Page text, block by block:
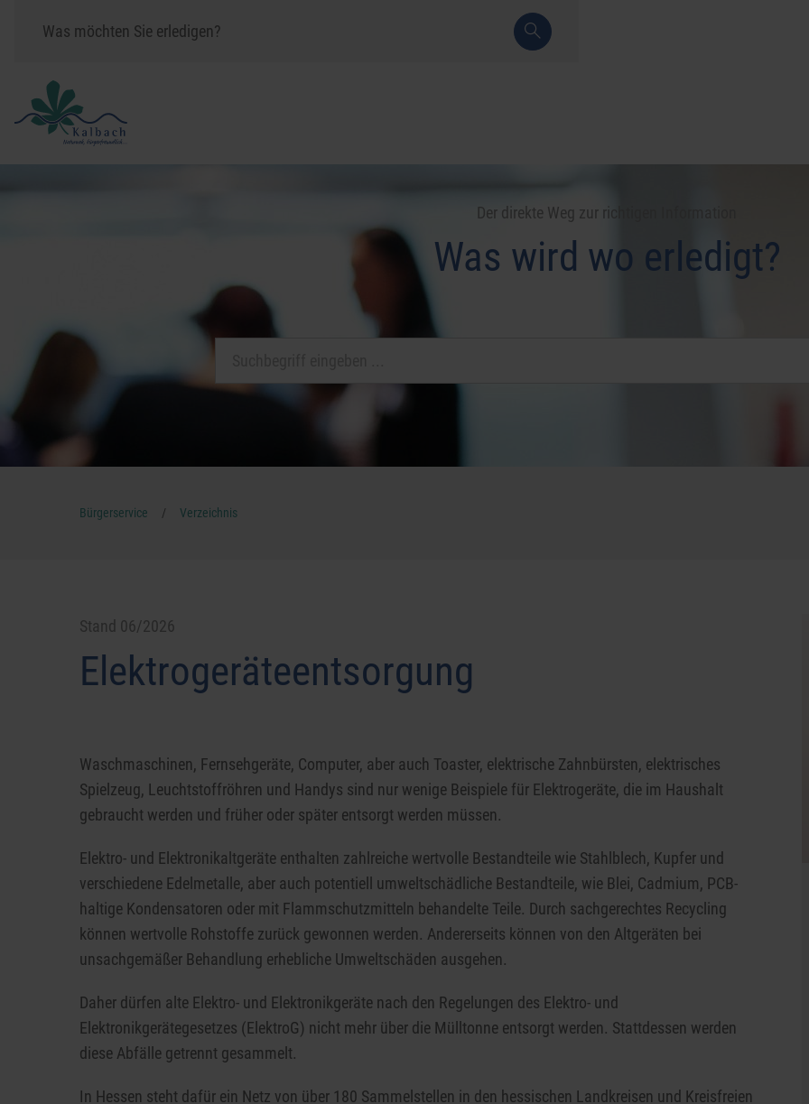
Der direkte Weg zur richtigen Information
Was wird wo erledigt?
Bürgerservice / Verzeichnis
Stand 06/2026
Elektrogeräteentsorgung
Waschmaschinen, Fernsehgeräte, Computer, aber auch Toaster, elektrische Zahnbürsten, elektrisches
Spielzeug, Leuchtstoffröhren und Handys sind nur wenige Beispiele für Elektrogeräte, die im Haushalt
gebraucht werden und früher oder später entsorgt werden müssen.
Elektro- und Elektronikaltgeräte enthalten zahlreiche wertvolle Bestandteile wie Stahlblech, Kupfer und
verschiedene Edelmetalle, aber auch potentiell umweltschädliche Bestandteile, wie Blei, Cadmium, PCB-
haltige Kondensatoren oder mit Flammschutzmitteln behandelte Teile. Durch sachgerechtes Recycling
können wertvolle Rohstoffe zurück gewonnen werden. Andererseits können von den Altgeräten bei
unsachgemäßer Behandlung erhebliche Umweltschäden ausgehen.
Daher dürfen alte Elektro- und Elektronikgeräte nach den Regelungen des Elektro- und
Elektronikgerätegesetzes (ElektroG) nicht mehr über die Mülltonne entsorgt werden. Stattdessen werden
diese Abfälle getrennt gesammelt.
In Hessen steht dafür ein Netz von über 180 Sammelstellen in den hessischen Landkreisen und Kreisfreien